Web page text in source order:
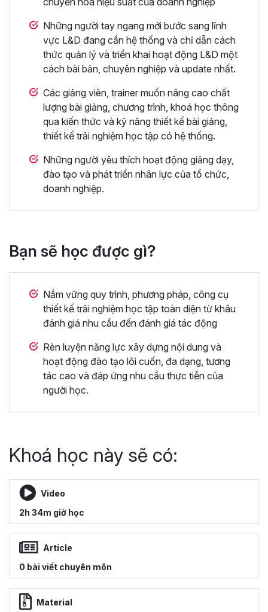
Những người tay ngang mới bước sang lĩnh
vực L&D đang cần hệ thống và chỉ dẫn cách
thức quản lý và triển khai hoạt động L&D một
cách bài bản, chuyên nghiệp và update nhất.
Các giảng viên, trainer muốn nâng cao chất
lượng bài giảng, chương trình, khoá học thông
qua kiến thức và kỹ năng thiết kế bài giảng,
thiết kế trải nghiệm học tập có hệ thống.
Những người yêu thích hoạt động giảng dạy,
đào tạo và phát triển nhân lực của tổ chức,
doanh nghiệp.
Bạn sẽ học được gì?
Nắm vững quy trình, phương pháp, công cụ
thiết kế trải nghiệm học tập toàn diện từ khâu
đánh giá nhu cầu đến đánh giá tác động
Rèn luyện năng lực xây dựng nội dung và
hoạt động đào tạo lôi cuốn, đa dạng, tương
tác cao và đáp ứng nhu cầu thực tiễn của
người học.
Khoá học này sẽ có:
Video
2h 34m giờ học
Article
0 bài viết chuyên môn
Material